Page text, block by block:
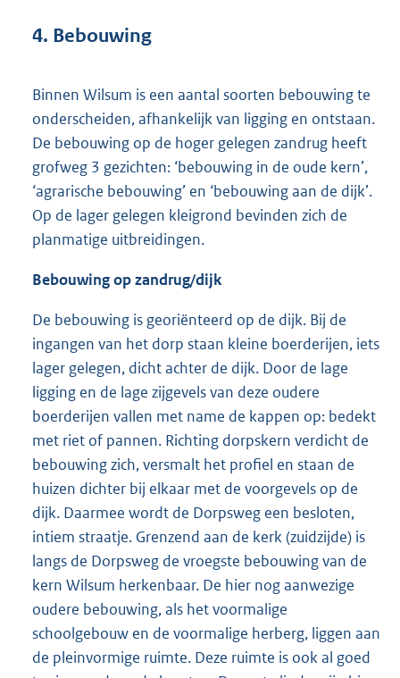
4. Bebouwing
Binnen Wilsum is een aantal soorten bebouwing te
onderscheiden, afhankelijk van ligging en ontstaan.
De bebouwing op de hoger gelegen zandrug heeft
grofweg 3 gezichten: ‘bebouwing in de oude kern’,
‘agrarische bebouwing’ en ‘bebouwing aan de dijk’.
Op de lager gelegen kleigrond bevinden zich de
planmatige uitbreidingen.
Bebouwing op zandrug/dijk
De bebouwing is georiënteerd op de dijk. Bij de
ingangen van het dorp staan kleine boerderijen, iets
lager gelegen, dicht achter de dijk. Door de lage
ligging en de lage zijgevels van deze oudere
boerderijen vallen met name de kappen op: bedekt
met riet of pannen. Richting dorpskern verdicht de
bebouwing zich, versmalt het profiel en staan de
huizen dichter bij elkaar met de voorgevels op de
dijk. Daarmee wordt de Dorpsweg een besloten,
intiem straatje. Grenzend aan de kerk (zuidzijde) is
langs de Dorpsweg de vroegste bebouwing van de
kern Wilsum herkenbaar. De hier nog aanwezige
oudere bebouwing, als het voormalige
schoolgebouw en de voormalige herberg, liggen aan
de pleinvormige ruimte. Deze ruimte is ook al goed